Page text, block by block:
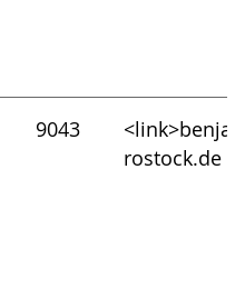
9043
rostock.de